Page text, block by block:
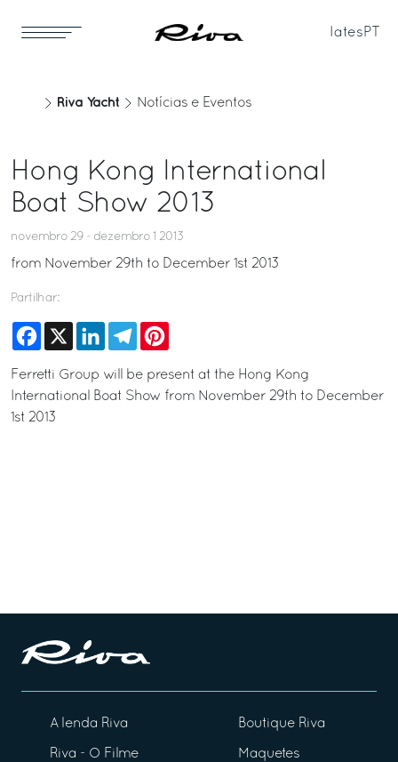
Iates PT
Riva Yacht Notícias e Eventos
Hong Kong International
Boat Show 2013
novembro 29 - dezembro 1 2013
from November 29th to December 1st 2013
Partilhar:
Facebook
X LinkedInTelegram
Ferretti Group will be present at the Hong Kong
International Boat Show from November 29th to December
1st 2013
A lenda Riva
Riva - O Filme
Boutique Riva
Maquetes